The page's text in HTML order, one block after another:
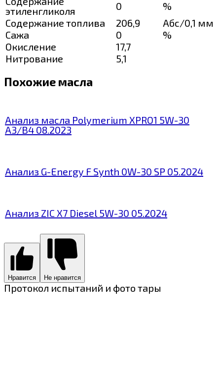
этиленгликоля
0
%
Содержание топлива
206,9
Абс/0,1 мм
Сажа
0
%
Окисление
17,7
Нитрование
5,1
Похожие масла
Анализ масла Polymerium XPRO1 5W-30
A3/B4 08.2023
Анализ G-Energy F Synth 0W-30 SP 05.2024
Анализ ZIC X7 Diesel 5W-30 05.2024
Нравится Не нравится
Протокол испытаний и фото тары